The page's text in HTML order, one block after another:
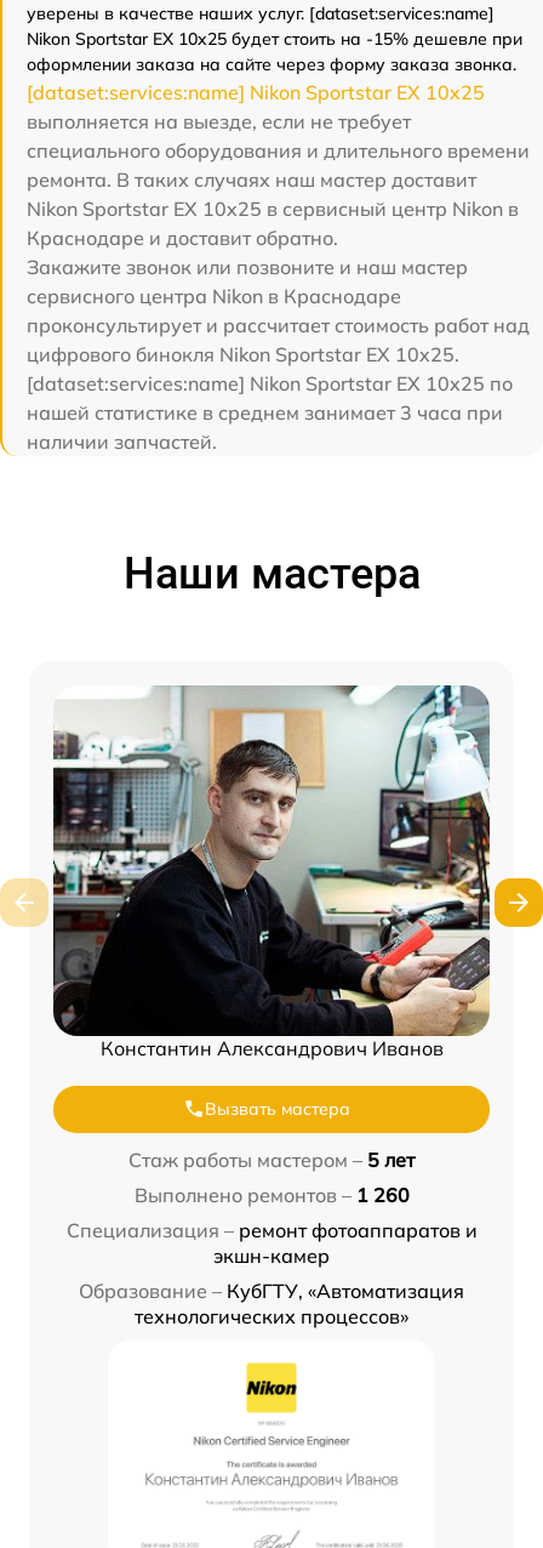
уверены в качестве наших услуг. [dataset:services:name]
Nikon Sportstar EX 10x25 будет стоить на -15% дешевле при
оформлении заказа на сайте через форму заказа звонка.
[dataset:services:name] Nikon Sportstar EX 10x25
выполняется на выезде, если не требует
специального оборудования и длительного времени
ремонта. В таких случаях наш мастер доставит
Nikon Sportstar EX 10x25 в сервисный центр Nikon в
Краснодаре и доставит обратно.
Закажите звонок или позвоните и наш мастер
сервисного центра Nikon в Краснодаре
проконсультирует и рассчитает стоимость работ над
цифрового бинокля Nikon Sportstar EX 10x25.
[dataset:services:name] Nikon Sportstar EX 10x25 по
нашей статистике в среднем занимает 3 часа при
наличии запчастей.
Наши мастера
Константин Александрович Иванов
Вызвать мастера
Стаж работы мастером – 5 лет
Выполнено ремонтов – 1 260
Специализация – ремонт фотоаппаратов и
экшн-камер
Образование – КубГТУ, «Автоматизация
технологических процессов»